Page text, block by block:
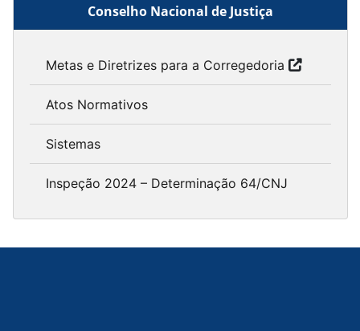
Conselho Nacional de Justiça
Metas e Diretrizes para a Corregedoria
Atos Normativos
Sistemas
Inspeção 2024 – Determinação 64/CNJ